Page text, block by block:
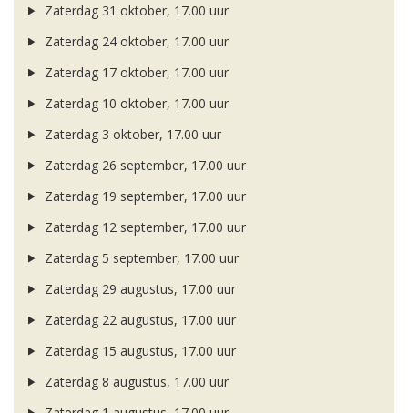
Zaterdag 31 oktober, 17.00 uur
Zaterdag 24 oktober, 17.00 uur
Zaterdag 17 oktober, 17.00 uur
Zaterdag 10 oktober, 17.00 uur
Zaterdag 3 oktober, 17.00 uur
Zaterdag 26 september, 17.00 uur
Zaterdag 19 september, 17.00 uur
Zaterdag 12 september, 17.00 uur
Zaterdag 5 september, 17.00 uur
Zaterdag 29 augustus, 17.00 uur
Zaterdag 22 augustus, 17.00 uur
Zaterdag 15 augustus, 17.00 uur
Zaterdag 8 augustus, 17.00 uur